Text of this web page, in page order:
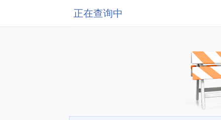
正在查询中